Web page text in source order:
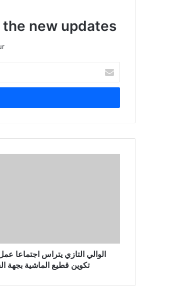
new updates!
خ
ب
د
ن
الوالي التازي يتراس اجتماعا
تكوين قطيع الماشية بجهة